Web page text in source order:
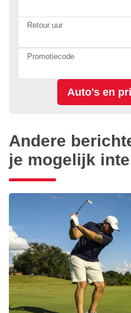
Retour uur
Promotiecode
Andere
je mogelijk